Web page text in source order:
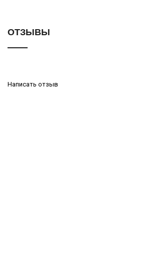
ОТЗЫВЫ
Написать отзыв